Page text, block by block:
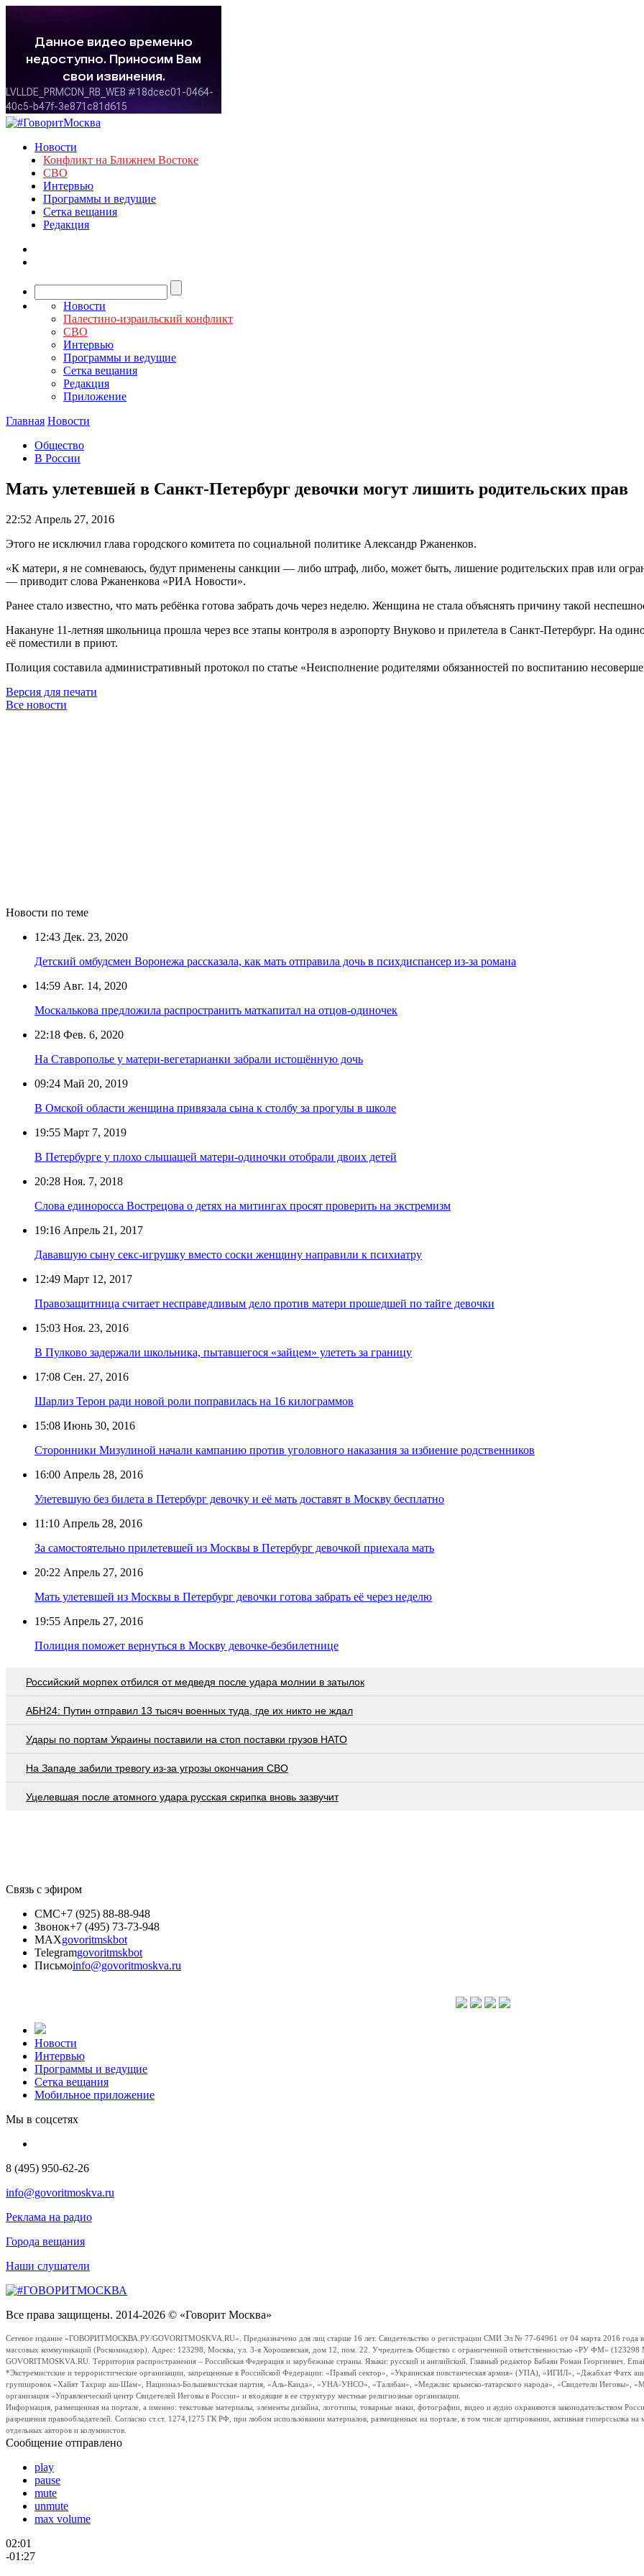
Новости
Конфликт на Ближнем Востоке
СВО
Интервью
Программы и ведущие
Сетка вещания
Редакция
Новости
Палестино-израильский конфликт
СВО
Интервью
Программы и ведущие
Сетка вещания
Редакция
Приложение
Главная Новости
Общество
В России
Мать улетевшей в Санкт-Петербург девочки могут лишить родительских прав
22:52 Апрель 27, 2016
Этого не исключил глава городского комитета по социальной политике Александр Ржаненков.
«К матери, я не сомневаюсь, будут применены санкции — либо штраф, либо, может быть, лишение родительских прав или
— приводит слова Ржаненкова «РИА Новости».
Ранее стало известно, что мать ребёнка готова забрать дочь через неделю. Женщина не стала объяснять причину такой
Накануне 11-летняя школьница прошла через все этапы контроля в аэропорту Внуково и прилетела в Санкт-Петербург. На
её поместили в приют.
Полиция составила административный протокол по статье «Неисполнение родителями обязанностей по воспитанию
Версия для печати
Все новости
Новости по теме
12:43 Дек. 23, 2020
Детский омбудсмен Воронежа рассказала, как мать отправила дочь в психдиспансер из-за романа
14:59 Авг. 14, 2020
Москалькова предложила распространить маткапитал на отцов-одиночек
22:18 Фев. 6, 2020
На Ставрополье у матери-вегетарианки забрали истощённую дочь
09:24 Май 20, 2019
В Омской области женщина привязала сына к столбу за прогулы в школе
19:55 Март 7, 2019
В Петербурге у плохо слышащей матери-одиночки отобрали двоих детей
20:28 Ноя. 7, 2018
Слова единоросса Вострецова о детях на митингах просят проверить на экстремизм
19:16 Апрель 21, 2017
Дававшую сыну секс-игрушку вместо соски женщину направили к психиатру
12:49 Март 12, 2017
Правозащитница считает несправедливым дело против матери прошедшей по тайге девочки
15:03 Ноя. 23, 2016
В Пулково задержали школьника, пытавшегося «зайцем» улететь за границу
17:08 Сен. 27, 2016
Шарлиз Терон ради новой роли поправилась на 16 килограммов
15:08 Июнь 30, 2016
Сторонники Мизулиной начали кампанию против уголовного наказания за избиение родственников
16:00 Апрель 28, 2016
Улетевшую без билета в Петербург девочку и её мать доставят в Москву бесплатно
11:10 Апрель 28, 2016
За самостоятельно прилетевшей из Москвы в Петербург девочкой приехала мать
20:22 Апрель 27, 2016
Мать улетевшей из Москвы в Петербург девочки готова забрать её через неделю
19:55 Апрель 27, 2016
Полиция поможет вернуться в Москву девочке-безбилетнице
Российский морпех отбился от медведя после удара молнии в затылок
АБН24: Путин отправил 13 тысяч военных туда, где их никто не ждал
Удары по портам Украины поставили на стоп поставки грузов НАТО
На Западе забили тревогу из-за угрозы окончания СВО
Уцелевшая после атомного удара русская скрипка вновь зазвучит
Связь с эфиром
СМС+7 (925) 88-88-948
Звонок+7 (495) 73-73-948
MAXgovoritmskbot
Telegramgovoritmskbot
Письмоinfo@govoritmoskva.ru
Новости
Интервью
Программы и ведущие
Сетка вещания
Мобильное приложение
Мы в соцсетях
8 (495) 950-62-26
info@govoritmoskva.ru
Реклама на радио
Города вещания
Наши слушатели
Все права защищены. 2014-2026 © «Говорит Москва»
Сетевое издание «ГОВОРИТМОСКВА.РУ/GOVORITMOSKVA.RU». Предназначено для лиц старше 16 лет. Свидетельство о регистрации СМИ Эл № 77-64961 от 04 марта 2016 года
массовых коммуникаций (Роскомнадзор). Адрес: 123298, Москва, ул. 3-я Хорошевская, дом 12, пом. 22. Учредитель Общество с ограниченной ответственностью «РУ ФМ»
GOVORITMOSKVA.RU. Территория распространения – Российская Федерация и зарубежные страны. Языки: русский и английский. Главный редактор Бабаян Роман Георгиевич.
*Экстремистские и террористические организации, запрещенные в Российской Федерации: «Правый сектор», «Украинская повстанческая армия» (УПА), «ИГИЛ», «Джабхат
группировок «Хайят Тахрир аш-Шам», Национал-Большевистская партия, «Аль-Каида», «УНА-УНСО», «Талибан», «Меджлис крымско-татарского народа», «Свидетели Иеговы»,
организация «Управленческий центр Свидетелей Иеговы в России» и входящие в ее структуру местные религиозные организации.
Информация, размещенная на портале, а именно: текстовые материалы, элементы дизайна, логотипы, товарные знаки, фотографии, видео и аудио охраняются законодательством
разрешения правообладателей. Согласно ст.ст. 1274,1275 ГК РФ, при любом использовании материалов, размещенных на портале, в том числе цитировании, активная гиперссылка
отдельных авторов и колумнистов.
Сообщение отправлено
play
pause
mute
unmute
max volume
02:01
-01:27